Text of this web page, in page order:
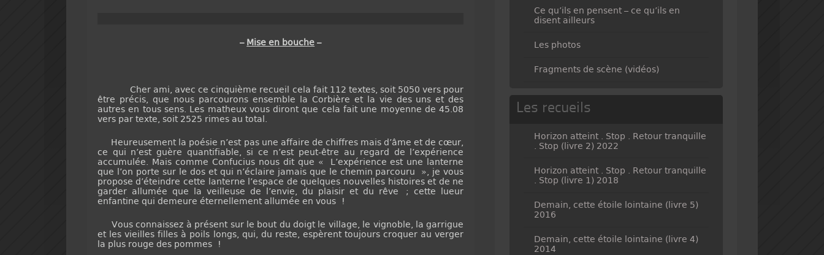
– Mise en bouche –
Cher ami, avec ce cinquième recueil cela fait 112 textes, soit 5050 vers pour
être précis, que nous parcourons ensemble la Corbière et la vie des uns et des
autres en tous sens. Les matheux vous diront que cela fait une moyenne de 45.08
vers par texte, soit 2525 rimes au total.
Heureusement la poésie n’est pas une affaire de chiffres mais d’âme et de cœur,
ce qui n’est guère quantifiable, si ce n’est peut-être au regard de l’expérience
accumulée. Mais comme Confucius nous dit que « L’expérience est une lanterne
que l’on porte sur le dos et qui n’éclaire jamais que le chemin parcouru », je vous
propose d’éteindre cette lanterne l’espace de quelques nouvelles histoires et de ne
garder allumée que la veilleuse de l’envie, du plaisir et du rêve ; cette lueur
enfantine qui demeure éternellement allumée en vous !
Vous connaissez à présent sur le bout du doigt le village, le vignoble, la garrigue
et les vieilles filles à poils longs, qui, du reste, espèrent toujours croquer au verger
la plus rouge des pommes !
Ce qu’ils en pensent – ce qu’ils en
disent ailleurs
Les photos
Fragments de scène (vidéos)
Les recueils
Horizon atteint . Stop . Retour tranquille
. Stop (livre 2) 2022
Horizon atteint . Stop . Retour tranquille
. Stop (livre 1) 2018
Demain, cette étoile lointaine (livre 5)
2016
Demain, cette étoile lointaine (livre 4)
2014